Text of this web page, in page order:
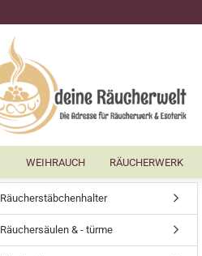
WEIHRAUCH RÄUCHERWERK
Räucherstäbchenhalter
Räuchersäulen & - türme